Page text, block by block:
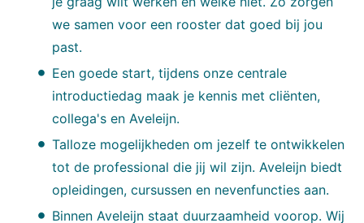
we samen voor een rooster dat goed bij jou
past.
Een goede start, tijdens onze centrale
introductiedag maak je kennis met cliënten,
collega's en Aveleijn.
Talloze mogelijkheden om jezelf te ontwikkelen
tot de professional die jij wil zijn. Aveleijn biedt
opleidingen, cursussen en nevenfuncties aan.
Binnen Aveleijn staat duurzaamheid voorop. Wij